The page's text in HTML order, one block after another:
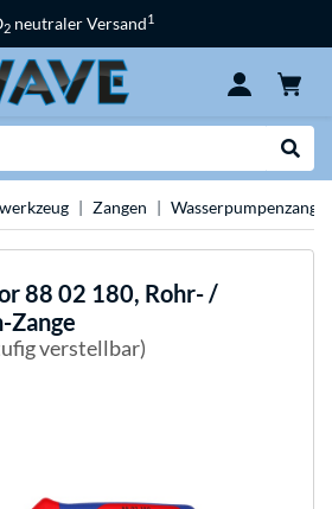
2 neutraler Versand1
Zangen
88 02 180, Rohr- /
Zange
verstellbar)